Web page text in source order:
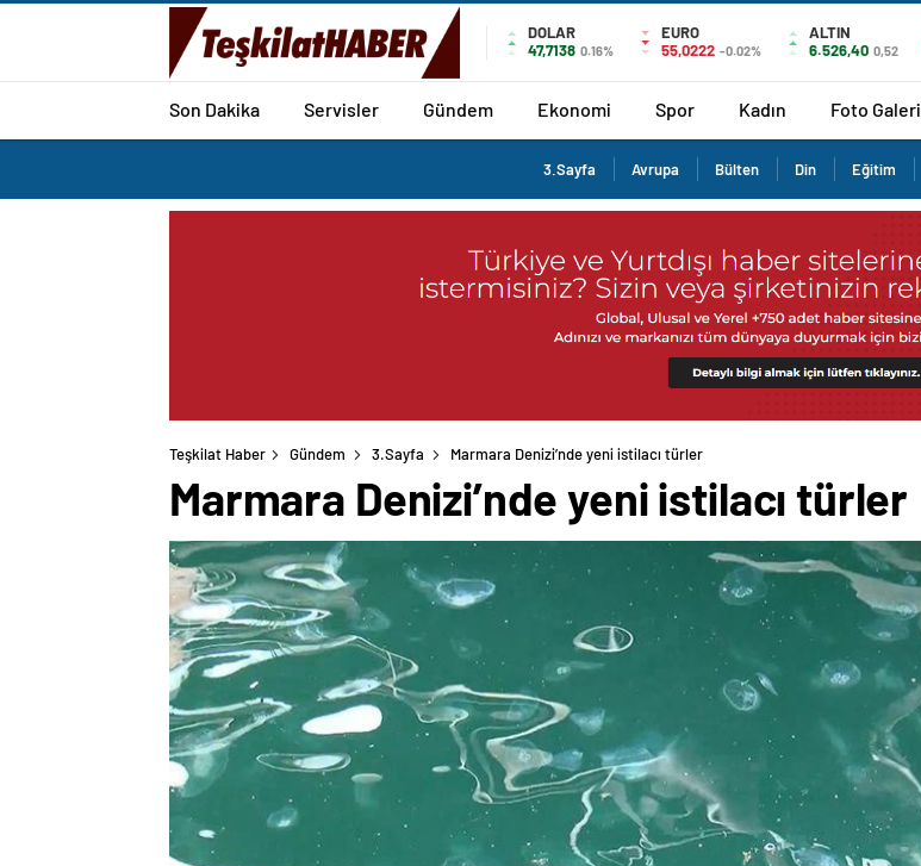
DOLAR
47,7138 0.16%
EURO
55,0222 -0.02%
ALTIN
6.526,40 0,52
Son Dakika Servisler Gündem Ekonomi Spor Kadın Foto Galeri
3.Sayfa Avrupa Bülten Din Eğitim
Teşkilat Haber Gündem 3.Sayfa Marmara Denizi’nde yeni istilacı türler
Marmara Denizi’nde yeni istilacı türler